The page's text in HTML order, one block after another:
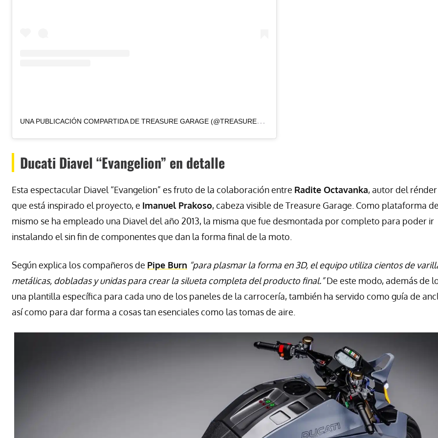
UNA
PUBLICACIÓN COMPARTIDA DE TREASURE GARAGE (@TREASUREGARAGE)
Ducati Diavel “Evangelion” en detalle
Esta espectacular Diavel “Evangelion” es fruto de la colaboración entre Radite Octavanka, autor del
que está inspirado el proyecto, e Imanuel Prakoso, cabeza visible de Treasure Garage. Como plataforma
mismo se ha empleado una Diavel del año 2013, la misma que fue desmontada por completo para poder ir
instalando el sin fin de componentes que dan la forma final de la moto.
Según explica los compañeros de Pipe Burn “para plasmar la forma en 3D, el equipo utiliza cientos de
metálicas, dobladas y unidas para crear la silueta completa del producto final.”De este modo, además de
una plantilla específica para cada uno de los paneles de la carrocería, también ha servido como guía de
así como para dar forma a cosas tan esenciales como las tomas de aire.